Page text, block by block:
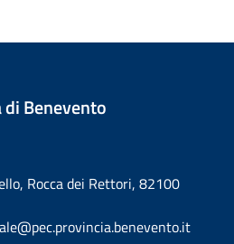
Benevento
Rocca dei Rettori, 82100